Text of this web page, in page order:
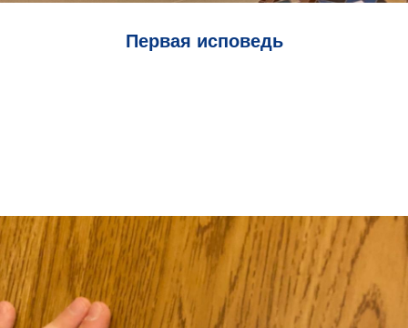
Первая исповедь